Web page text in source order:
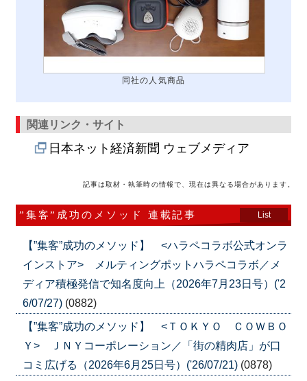
同社の人気商品
関連リンク・サイト
日本ネット経済新聞 ウェブメディア
記事は取材・執筆時の情報で、現在は異なる場合があります。
”集客”成功のメソッド 連載記事 List
【”集客”成功のメソッド】 <ハラペコラボ公式オンラ
インストア> メルティングポットハラペコラボ／メ
ディア積極発信で知名度向上（2026年7月23日号）('2
6/07/27) (0882)
【”集客”成功のメソッド】 <ＴＯＫＹＯ ＣＯＷＢＯ
Ｙ> ＪＮＹコーポレーション／「街の精肉店」が口
コミ広げる（2026年6月25日号）('26/07/21) (0878)